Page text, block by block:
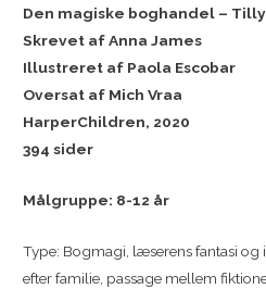
Den magiske boghandel –
Skrevet af Anna James
Illustreret af Paola Escobar
Oversat af Mich Vraa
HarperChildren, 2020
394 sider
Målgruppe: 8-12 år
Type: Bogmagi, læserens fantasi og
efter familie, passage mellem